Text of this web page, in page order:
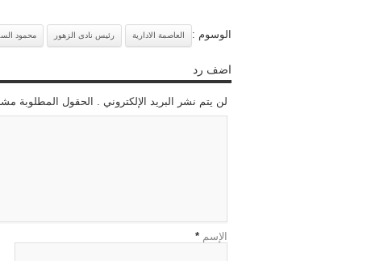
الوسوم : العاصمة الادارية رئيس نادى الزهور محمود
اضف رد
لن يتم نشر البريد الإلكتروني . الحقول المطلوبة
الإسم *